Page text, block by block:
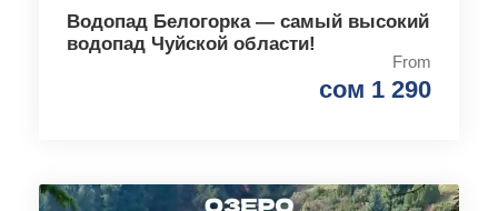
Водопад Белогорка — самый высокий
водопад Чуйской области!
From
сом 1 290